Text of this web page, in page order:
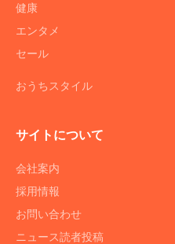
健康
エンタメ
セール
おうちスタイル
サイトについて
会社案内
採用情報
お問い合わせ
ニュース読者投稿